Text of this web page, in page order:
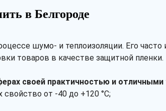
в Белгороде
шумо- и теплоизоляции. Его
товаров в качестве защитной пленки.
своей практичностью и
свойство от -40 до +120 °С;